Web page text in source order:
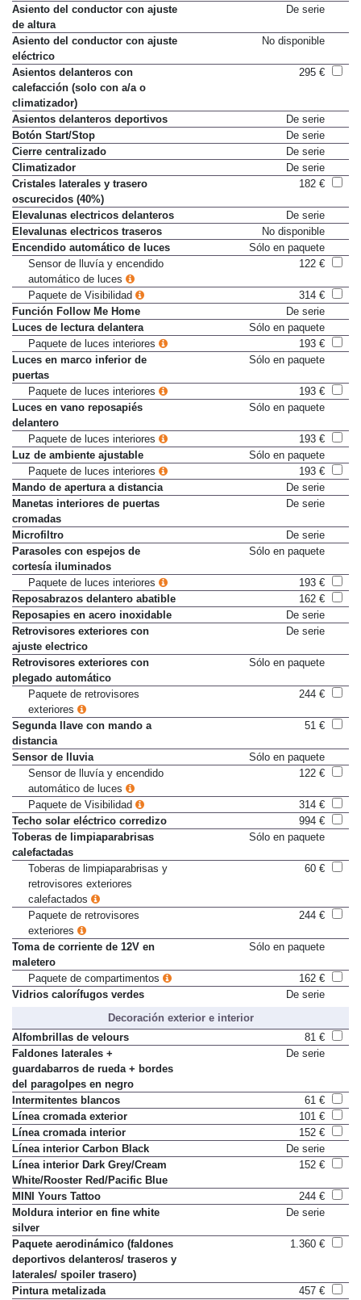
Asiento del conductor con ajuste
de altura
De serie
Asiento del conductor con ajuste
eléctrico
No disponible
Asientos delanteros con
calefacción (solo con a/a o
climatizador)
295 €
Asientos delanteros deportivos
De serie
Botón Start/Stop
De serie
Cierre centralizado
De serie
Climatizador
De serie
Cristales laterales y trasero
oscurecidos (40%)
182 €
Elevalunas electricos delanteros
De serie
Elevalunas electricos traseros
No disponible
Encendido automático de luces
Sólo en paquete
Sensor de lluvía y encendido
automático de luces
122 €
Paquete de Visibilidad
314 €
Función Follow Me Home
De serie
Luces de lectura delantera
Sólo en paquete
Paquete de luces interiores
193 €
Luces en marco inferior de
puertas
Sólo en paquete
Paquete de luces interiores
193 €
Luces en vano reposapiés
delantero
Sólo en paquete
Paquete de luces interiores
193 €
Luz de ambiente ajustable
Sólo en paquete
Paquete de luces interiores
193 €
Mando de apertura a distancia
De serie
Manetas interiores de puertas
cromadas
De serie
Microfiltro
De serie
Parasoles con espejos de
cortesía iluminados
Sólo en paquete
Paquete de luces interiores
193 €
Reposabrazos delantero abatible
162 €
Reposapies en acero inoxidable
De serie
Retrovisores exteriores con
ajuste electrico
De serie
Retrovisores exteriores con
plegado automático
Sólo en paquete
Paquete de retrovisores
exteriores
244 €
Segunda llave con mando a
distancia
51 €
Sensor de lluvia
Sólo en paquete
Sensor de lluvía y encendido
automático de luces
122 €
Paquete de Visibilidad
314 €
Techo solar eléctrico corredizo
994 €
Toberas de limpiaparabrisas
calefactadas
Sólo en paquete
Toberas de limpiaparabrisas y
retrovisores exteriores
calefactados
60 €
Paquete de retrovisores
exteriores
244 €
Toma de corriente de 12V en
maletero
Sólo en paquete
Paquete de compartimentos
162 €
Vidrios calorífugos verdes
De serie
Decoración exterior e interior
Alfombrillas de velours
81 €
Faldones laterales +
guardabarros de rueda + bordes
del paragolpes en negro
De serie
Intermitentes blancos
61 €
Línea cromada exterior
101 €
Línea cromada interior
152 €
Línea interior Carbon Black
De serie
Línea interior Dark Grey/Cream
White/Rooster Red/Pacific Blue
152 €
MINI Yours Tattoo
244 €
Moldura interior en fine white
silver
De serie
Paquete aerodinámico (faldones
deportivos delanteros/ traseros y
laterales/ spoiler trasero)
1.360 €
Pintura metalizada 457 €